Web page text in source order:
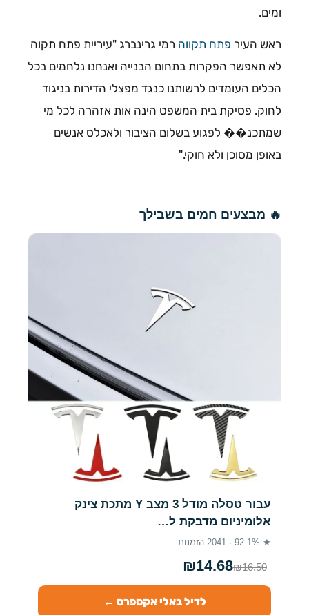
ומים.
ראש העיר פתח תקווה רמי גרינברג "עיריית פתח תקוה
לא תאפשר הפקרות בתחום הבנייה ואנחנו נלחמים בכל
הכלים העומדים לרשותנו כנגד מפצלי הדירות בניגוד
לחוק. פסיקת בית המשפט הינה אות אזהרה לכל מי
שמתכנ�� לפגוע בשלום הציבור ולאכלס אנשים
באופן מסוכן ולא חוקי."
🔥 מבצעים חמים בשבילך
עבור טסלה מודל 3 מצב Y מתכת צינק
אלומיניום מדבקת ל…
★ 92.1% · 2041 הזמנות
₪14.68₪16.50
לדיל באלי אקספרס ←